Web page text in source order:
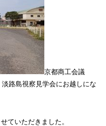
京都商工会議
路島視察見学会にお越しにな
ていただきました。